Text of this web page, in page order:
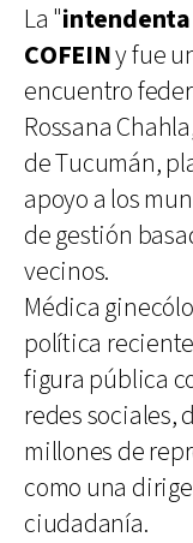
La "
COFEINy fue
encuentro
Rossana
de Tucumán,
apoyo a los
de gestión
vecinos.
Médica
política
figura pública
redes sociales,
millones de
como una
ciudadanía.